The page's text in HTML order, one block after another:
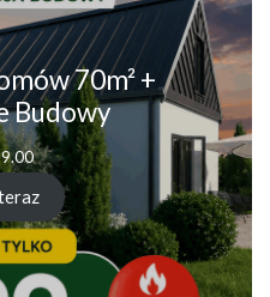
70m² +
Budowy